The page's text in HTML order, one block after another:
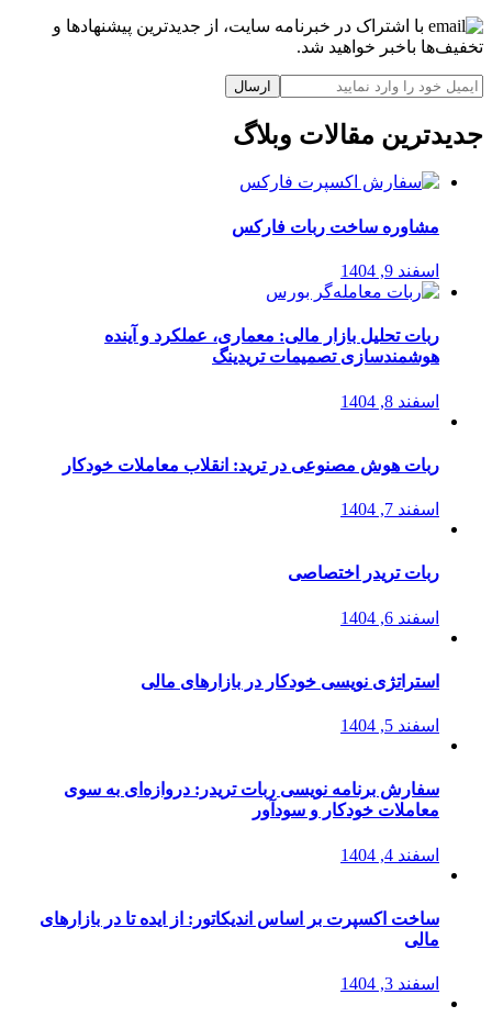
با اشتراک در خبرنامه سایت، از جدیدترین پیشنهادها و
تخفیف‌ها باخبر خواهید شد.
ارسال
جدیدترین مقالات وبلاگ
مشاوره ساخت ربات فارکس
اسفند 9, 1404
ربات تحلیل بازار مالی: معماری، عملکرد و آینده
هوشمندسازی تصمیمات تریدینگ
اسفند 8, 1404
ربات هوش مصنوعی در ترید: انقلاب معاملات خودکار
اسفند 7, 1404
ربات تریدر اختصاصی
اسفند 6, 1404
استراتژی‌ نویسی خودکار در بازارهای مالی
اسفند 5, 1404
سفارش برنامه نویسی ربات تریدر: دروازه‌ای به سوی
معاملات خودکار و سودآور
اسفند 4, 1404
ساخت اکسپرت بر اساس اندیکاتور: از ایده تا در بازارهای
مالی
اسفند 3, 1404